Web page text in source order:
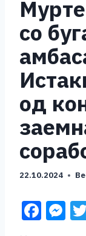
со
од
22.10.2024
F M